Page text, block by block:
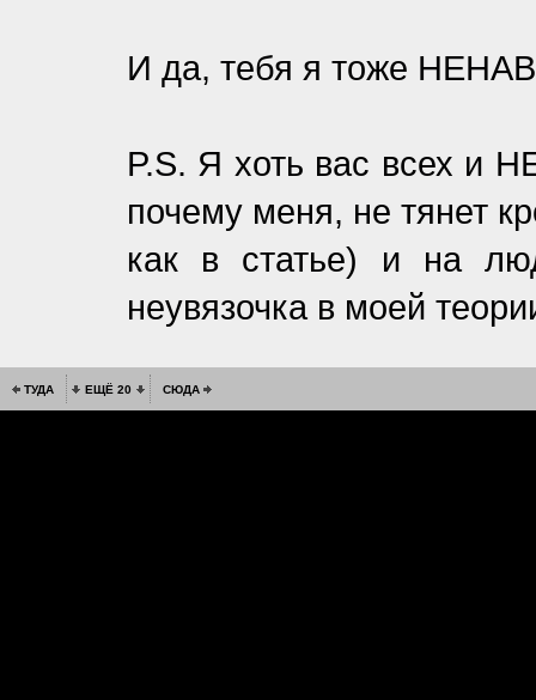
И да, тебя я тоже
P.S. Я хоть вас всех и
почему меня, не тянет
как в статье) и на
неувязочка в моей
ТУДА ЕЩЁ 20 СЮДА